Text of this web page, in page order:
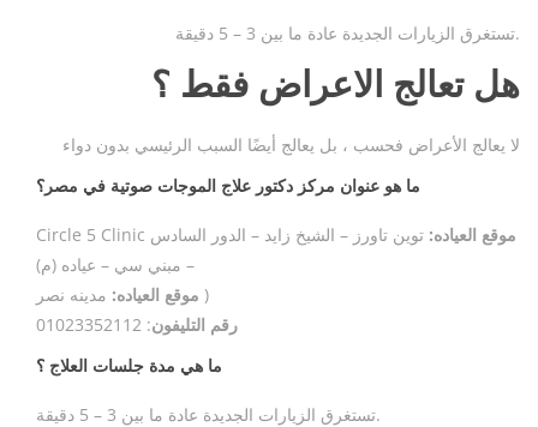
تستغرق الزيارات الجديدة عادة ما بين 3 – 5 دقيقة.
هل تعالج الاعراض فقط ؟
لا يعالج الأعراض فحسب ، بل يعالج أيضًا السبب الرئيسي بدون دواء
ما هو عنوان مركز دكتور علاج الموجات صوتية في مصر؟
Circle 5 Clinic موقع العياده: توين تاورز – الشيخ زايد – الدور السادس
– مبني سي – عياده (م)
موقع العياده: مدينه نصر )
رقم التليفون: 01023352112
ما هي مدة جلسات العلاج ؟
تستغرق الزيارات الجديدة عادة ما بين 3 – 5 دقيقة.